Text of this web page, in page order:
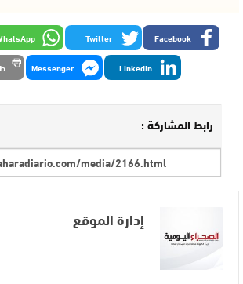
Facebook
Twitter
LinkedIn
Messenger
رابط المشاركة :
إدارة الموقع